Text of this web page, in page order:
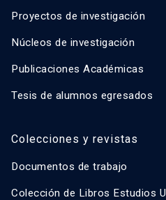
Proyectos de investigación
Núcleos de investigación
Publicaciones Académicas
Tesis de alumnos egresados
Colecciones y revistas
Documentos de trabajo
Colección de Libros Estudios